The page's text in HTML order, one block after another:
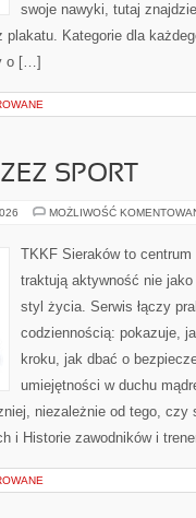
swoje nawyki, tutaj
plakatu. Kategorie dla
o […]
SPORT
MOŻLIWOŚĆ
TKKF Sieraków to
traktują aktywność nie
styl życia. Serwis łączy
codziennością: pokazuje,
kroku, jak dbać o
umiejętności w duchu
niezależnie od tego, czy
i Historie zawodników i